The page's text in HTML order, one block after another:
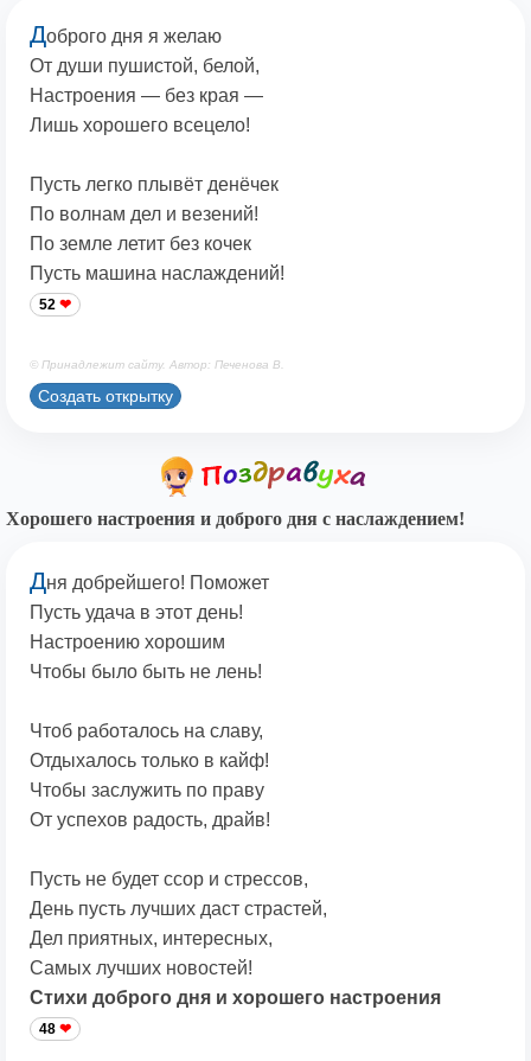
Доброго дня я желаю
От души пушистой, белой,
Настроения — без края —
Лишь хорошего всецело!
Пусть легко плывёт денёчек
По волнам дел и везений!
По земле летит без кочек
Пусть машина наслаждений!
52
© Принадлежит сайту. Автор: Печенова В.
Создать открытку
Хорошего настроения и доброго дня с наслаждением!
Дня добрейшего! Поможет
Пусть удача в этот день!
Настроению хорошим
Чтобы было быть не лень!
Чтоб работалось на славу,
Отдыхалось только в кайф!
Чтобы заслужить по праву
От успехов радость, драйв!
Пусть не будет ссор и стрессов,
День пусть лучших даст страстей,
Дел приятных, интересных,
Самых лучших новостей!
Стихи доброго дня и хорошего настроения
48